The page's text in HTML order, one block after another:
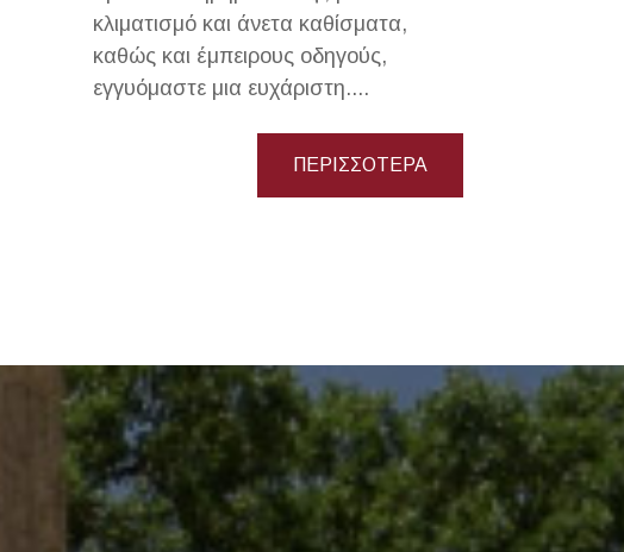
κλιματισμό και άνετα καθίσματα,
καθώς και έμπειρους οδηγούς,
εγγυόμαστε μια ευχάριστη....
ΠΕΡΙΣΣΟΤΕΡΑ